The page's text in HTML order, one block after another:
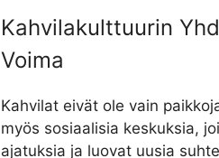
Kahvilakulttuurin
Voima
Kahvilat eivät ole vain
myös sosiaalisia keskuksia,
ajatuksia ja luovat uusia